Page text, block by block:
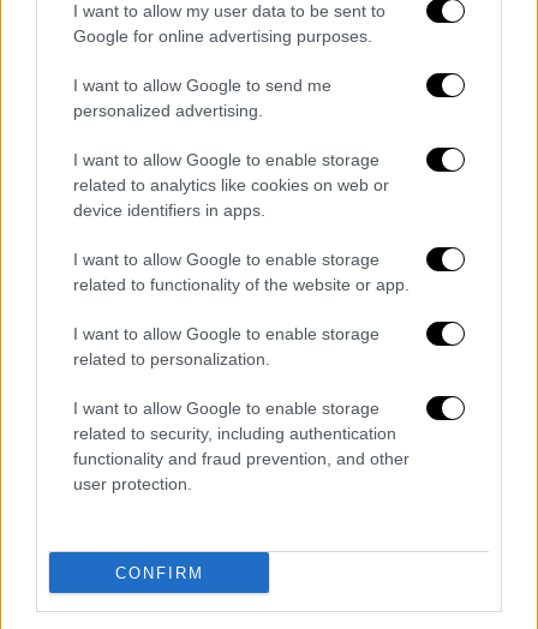
I want to allow my user data to be sent to
Google for online advertising purposes.
I want to allow Google to send me
personalized advertising.
I want to allow Google to enable storage
related to analytics like cookies on web or
device identifiers in apps.
I want to allow Google to enable storage
related to functionality of the website or app.
I want to allow Google to enable storage
related to personalization.
I want to allow Google to enable storage
related to security, including authentication
functionality and fraud prevention, and other
user protection.
CONFIRM
Μια πρόσφατη μελέτη διαπίστωσε ότι
λιγότερο από το ένα τρίτο της ηπείρου είναι
ακόμα «παρθένος τόπος», χωρίς την
παραμικρή καταγραφή οποιασδήποτε
ανθρώπινης παρουσίας. Αυτοί οι ανέγγιχτοι
τόποι δεν περιλαμβάνουν τις περιοχές με τη
μεγαλύτερη βιοποικιλότητα της
Ανταρκτικής. Οι αδηφάγοι επισκέπτες,
συχνά λόγω της άγριας ζωής, προτιμούν να
συγκεντρώνονται σε μέρη που δεν είναι
καλυμμένα με πάγο. Καθώς καταφθάνουν όλο
και περισσότεροι τουρίστες, πηγαίνοντας
στα ενδότερα της ηπείρου για να αποφύγουν
άλλους τουρίστες και να συμμετέχουν σε
ένα ευρύτερο φάσμα δραστηριοτήτων, αυτές
οι παρθένες περιοχές αναπόφευκτα
Η διεθνής κοινότητα
εξορύξεις στην ήπειρο και τα πλοία δεν